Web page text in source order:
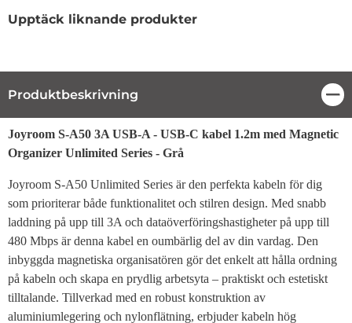
Upptäck liknande produkter
Produktbeskrivning
Produktbeskrivning
Joyroom S-A50 3A USB-A - USB-C kabel 1.2m med Magnetic
Organizer Unlimited Series - Grå
Joyroom S-A50 Unlimited Series är den perfekta kabeln för dig
som prioriterar både funktionalitet och stilren design. Med snabb
laddning på upp till 3A och dataöverföringshastigheter på upp till
480 Mbps är denna kabel en oumbärlig del av din vardag. Den
inbyggda magnetiska organisatören gör det enkelt att hålla ordning
på kabeln och skapa en prydlig arbetsyta – praktiskt och estetiskt
tilltalande. Tillverkad med en robust konstruktion av
aluminiumlegering och nylonflätning, erbjuder kabeln hög